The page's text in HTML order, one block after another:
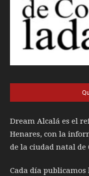
Dream Alcalá es el
Henares, con la
de la ciudad natal de
Cada día